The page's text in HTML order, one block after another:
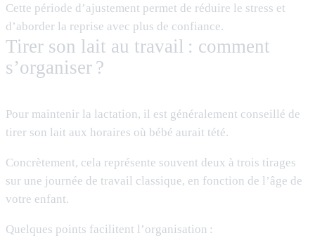
Cette période d’ajustement permet de réduire le stress et
d’aborder la reprise avec plus de confiance.
Tirer son lait au travail : comment
s’organiser ?
Pour maintenir la lactation, il est généralement conseillé de
tirer son lait aux horaires où bébé aurait tété.
Concrètement, cela représente souvent deux à trois tirages
sur une journée de travail classique, en fonction de l’âge de
votre enfant.
Quelques points facilitent l’organisation :